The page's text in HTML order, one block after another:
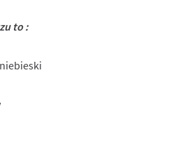
to :